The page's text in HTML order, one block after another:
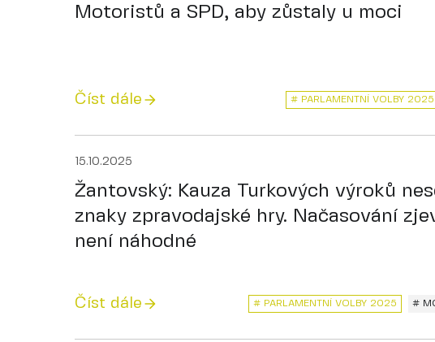
Motoristů a SPD, aby zůstaly u moci
Číst dále # PARLAMENTNÍ VOLBY 2025
15.10.2025
Žantovský: Kauza Turkových výroků
znaky zpravodajské hry. Načasování
není náhodné
Číst dále #
# PARLAMENTNÍ VOLBY 2025